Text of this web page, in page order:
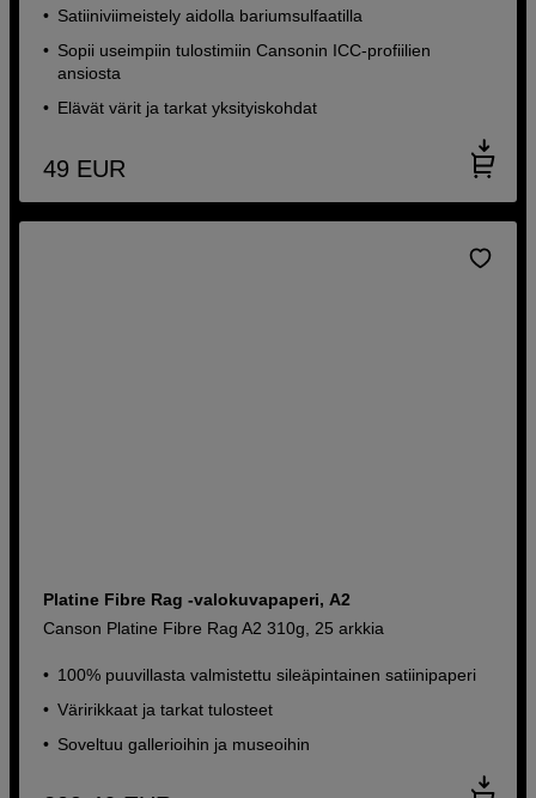
Satiiniviimeistely aidolla bariumsulfaatilla
Sopii useimpiin tulostimiin Cansonin ICC-profiilien
ansiosta
Elävät värit ja tarkat yksityiskohdat
49 EUR
Platine Fibre Rag -valokuvapaperi, A2
Canson Platine Fibre Rag A2 310g, 25 arkkia
100% puuvillasta valmistettu sileäpintainen satiinipaperi
Väririkkaat ja tarkat tulosteet
Soveltuu gallerioihin ja museoihin